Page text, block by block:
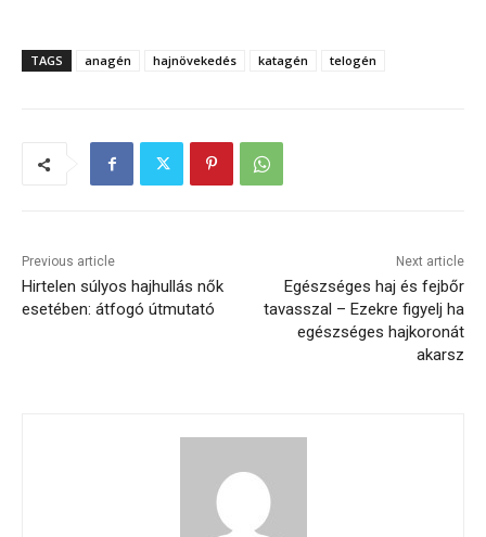
TAGS anagén hajnövekedés katagén telogén
Previous article
Hirtelen súlyos hajhullás nők
esetében: átfogó útmutató
Next article
Egészséges haj és fejbőr
tavasszal – Ezekre figyelj ha
egészséges hajkoronát
akarsz